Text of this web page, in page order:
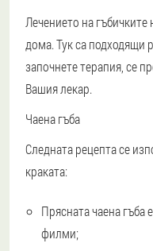
Лечението на
дома. Тук са подходящи
започнете терапия, се
Вашия лекар.
Чаена гъба
Следната рецепта се
краката:
Прясната чаена гъба
филми;